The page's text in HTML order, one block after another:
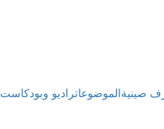
صينيةالموضوعاتراديو وبودكاست